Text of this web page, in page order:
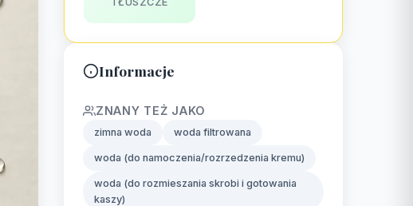
Informacje
ZNANY TEŻ JAKO
zimna woda woda filtrowana
woda (do namoczenia/rozrzedzenia kremu)
woda (do rozmieszania skrobi i gotowania
kaszy)